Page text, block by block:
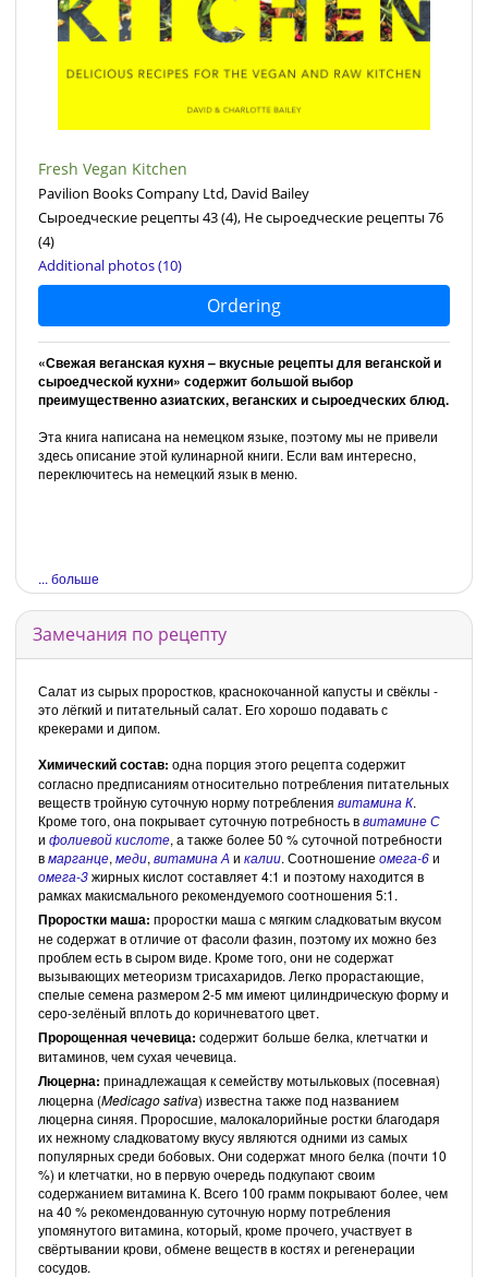
Fresh Vegan Kitchen
Pavilion Books Company Ltd, David Bailey
Сыроедческие рецепты 43(4), Не сыроедческие рецепты 76
(4)
Additional photos (10)
Ordering
«Свежая веганская кухня – вкусные рецепты для веганской и
сыроедческой кухни» содержит большой выбор
преимущественно азиатских, веганских и сыроедческих блюд.
Эта книга написана на немецком языке, поэтому мы не привели
здесь описание этой кулинарной книги. Если вам интересно,
переключитесь на немецкий язык в меню.
... больше
Замечания по рецепту
Салат из сырых проростков, краснокочанной капусты и свёклы -
это лёгкий и питательный салат. Его хорошо подавать с
крекерами и дипом.
Химический состав: одна порция этого рецепта содержит
согласно предписаниям относительно потребления питательных
веществ тройную суточную норму потребления витамина К.
Кроме того, она покрывает суточную потребность ввитамине С
и фолиевой кислоте, а также более 50 % суточной потребности
вмарганце, меди, витамина А и калии. Соотношение омега-6и
омега-3жирных кислот составляет 4:1 и поэтому находится в
рамках макисмального рекомендуемого соотношения 5:1.
Проростки маша: проростки маша с мягким сладковатым вкусом
не содержат в отличие от фасоли фазин, поэтому их можно без
проблем есть в сыром виде. Кроме того, они не содержат
вызывающих метеоризм трисахаридов. Легко прорастающие,
спелые семена размером 2-5 мм имеют цилиндрическую форму и
серо-зелёный вплоть до коричневатого цвет.
Пророщенная чечевица: содержит больше белка, клетчатки и
витаминов, чем сухая чечевица.
Люцерна: принадлежащая к семейству мотыльковых (посевная)
люцерна (Medicago sativa) известна также под названием
люцерна синяя. Проросшие, малокалорийные ростки благодаря
их нежному сладковатому вкусу являются одними из самых
популярных среди бобовых. Они содержат много белка (почти 10
%) и клетчатки, но в первую очередь подкупают своим
содержанием витамина К. Всего 100 грамм покрывают более, чем
на 40 % рекомендованную суточную норму потребления
упомянутого витамина, который, кроме прочего, участвует в
свёртывании крови, обмене веществ в костях и регенерации
сосудов.